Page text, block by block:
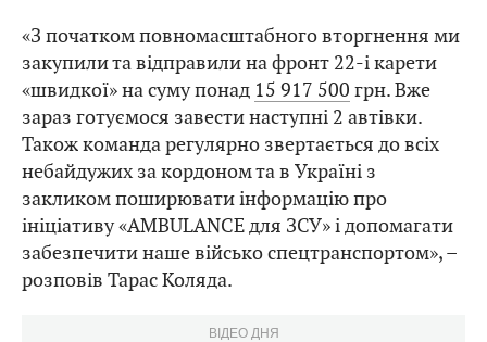
«З початком повномасштабного вторгнення ми
закупили та відправили на фронт 22-і карети
«швидкої» на суму понад 15 917 500 грн. Вже
зараз готуємося завести наступні 2 автівки.
Також команда регулярно звертається до всіх
небайдужих за кордоном та в Україні з
закликом поширювати інформацію про
ініціативу «AMBULANCE для ЗСУ» і допомагати
забезпечити наше військо спецтранспортом», –
розповів Тарас Коляда.
ВІДЕО ДНЯ